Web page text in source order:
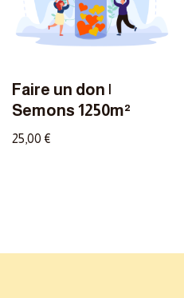
Faire un don |
Semons 1250m²
25,00 €